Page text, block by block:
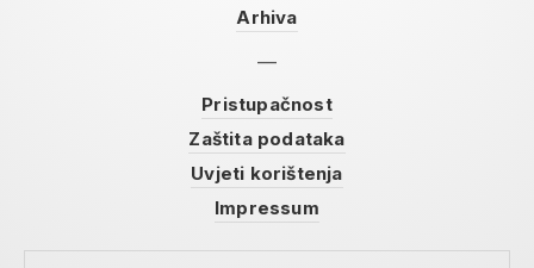
Arhiva
Pristupačnost
Zaštita podataka
Uvjeti korištenja
Impressum